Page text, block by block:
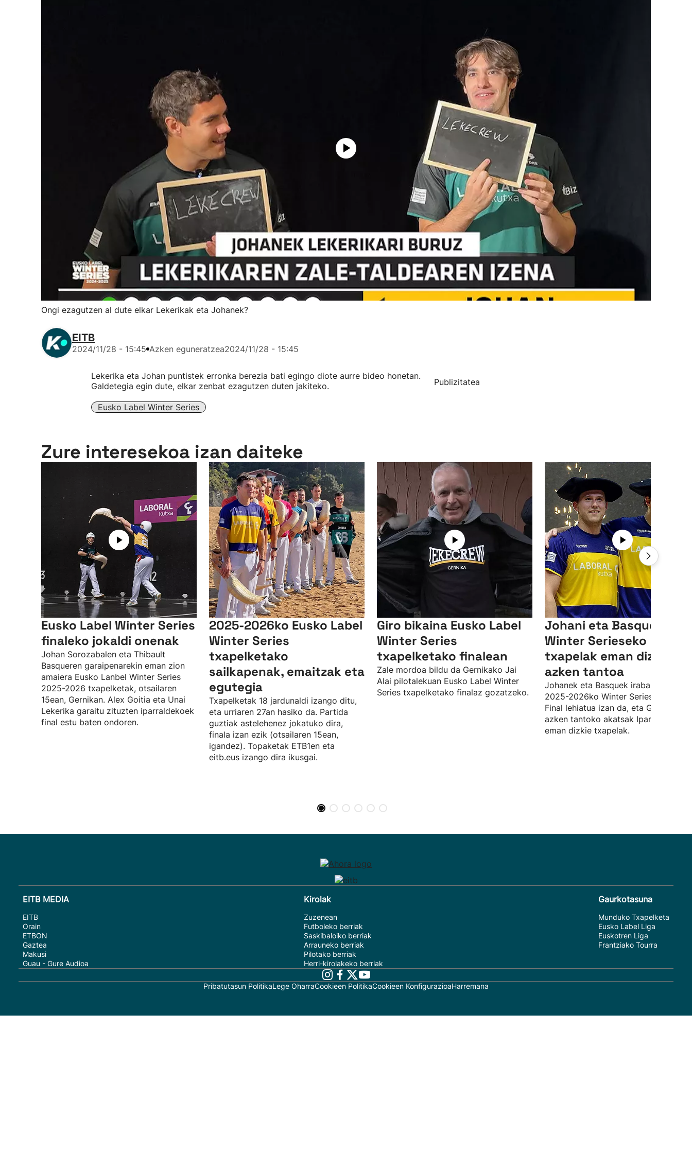
Ongi ezagutzen al dute elkar Lekerikak eta Johanek?
EITB
2024/11/28 - 15:45 Azken eguneratzea2024/11/28 - 15:45
Lekerika eta Johan puntistek erronka berezia bati egingo diote aurre bideo honetan.
Galdetegia egin dute, elkar zenbat ezagutzen duten jakiteko.
Eusko Label Winter Series
Publizitatea
Zure interesekoa izan daiteke
Eusko Label Winter Series
finaleko jokaldi onenak
Johan Sorozabalen eta Thibault
Basqueren garaipenarekin eman zion
amaiera Eusko Lanbel Winter Series
2025-2026 txapelketak, otsailaren
15ean, Gernikan. Alex Goitia eta Unai
Lekerika garaitu zituzten iparraldekoek
final estu baten ondoren.
2025-2026ko Eusko Label
Winter Series
txapelketako
sailkapenak, emaitzak eta
egutegia
Txapelketak 18 jardunaldi izango ditu,
eta urriaren 27an hasiko da. Partida
guztiak astelehenez jokatuko dira,
finala izan ezik (otsailaren 15ean,
igandez). Topaketak ETB1en eta
eitb.eus izango dira ikusgai.
Giro bikaina Eusko Label
Winter Series
txapelketako finalean
Zale mordoa bildu da Gernikako Jai
Alai pilotalekuan Eusko Label Winter
Series txapelketako finalaz gozatzeko.
Johani eta Basqueri
Winter Serieseko
txapelak eman dizkien
azken tantoa
Johanek eta Basquek irabazi dute
2025-2026ko Winter Series
Final lehiatua izan da, eta Goitiaren
azken tantoko akatsak Iparraldekoei
eman dizkie txapelak.
EITB MEDIA
EITB
Orain
ETBON
Gaztea
Makusi
Guau - Gure Audioa
Kirolak
Zuzenean
Futboleko berriak
Saskibaloiko berriak
Arrauneko berriak
Pilotako berriak
Herri-kirolakeko berriak
Gaurkotasuna
Munduko Txapelketa
Eusko Label Liga
Euskotren Liga
Frantziako Tourra
Pribatutasun PolitikaLege OharraCookieen PolitikaCookieen KonfigurazioaHarremana